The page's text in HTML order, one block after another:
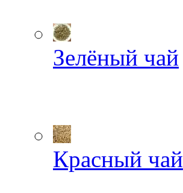
Зелёный чай
Красный чай